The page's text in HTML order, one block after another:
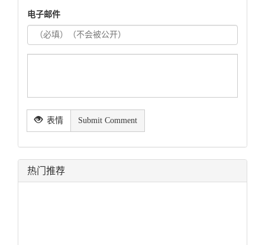
电子邮件
表情 Submit Comment
热门推荐